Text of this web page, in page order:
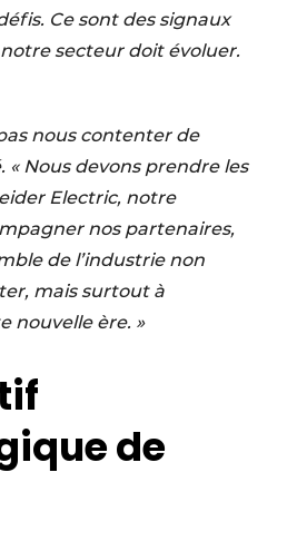
Ce sont des signaux
secteur doit évoluer.
nous contenter de
« Nous devons prendre les
Electric, notre
nos partenaires,
de l’industrie non
mais surtout à
nouvelle ère. »
de